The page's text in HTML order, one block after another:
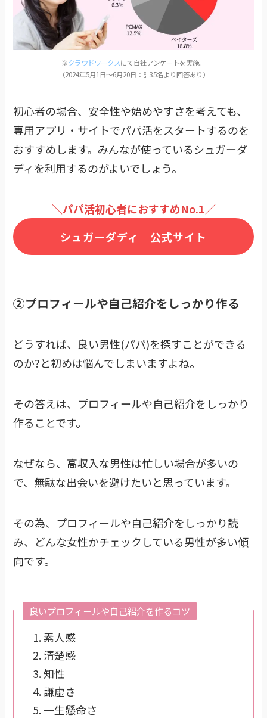
※クラウドワークスにて自社アンケートを実施。
（2024年5月1日〜6月20日：計35名より回答あり）
初心者の場合、安全性や始めやすさを考えても、
専用アプリ・サイトでパパ活をスタートするのを
おすすめします。みんなが使っているシュガーダ
ディを利用するのがよいでしょう。
＼パパ活初心者におすすめNo.1／
シュガーダディ｜公式サイト
②プロフィールや自己紹介をしっかり作る
どうすれば、良い男性(パパ)を探すことができる
のか?と初めは悩んでしまいますよね。
その答えは、プロフィールや自己紹介をしっかり
作ることです。
なぜなら、高収入な男性は忙しい場合が多いの
で、無駄な出会いを避けたいと思っています。
その為、プロフィールや自己紹介をしっかり読
み、どんな女性かチェックしている男性が多い傾
向です。
良いプロフィールや自己紹介を作るコツ
素人感
清楚感
知性
謙虚さ
一生懸命さ